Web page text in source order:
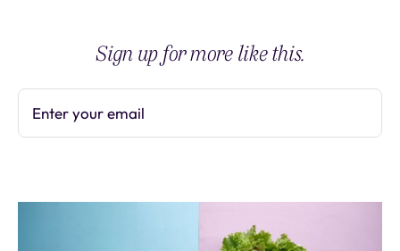
Sign up for more like this.
Enter your email